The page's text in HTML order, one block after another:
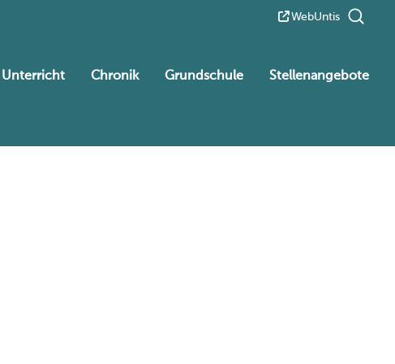
WebUntis
Unterricht Chronik Grundschule Stellenangebote